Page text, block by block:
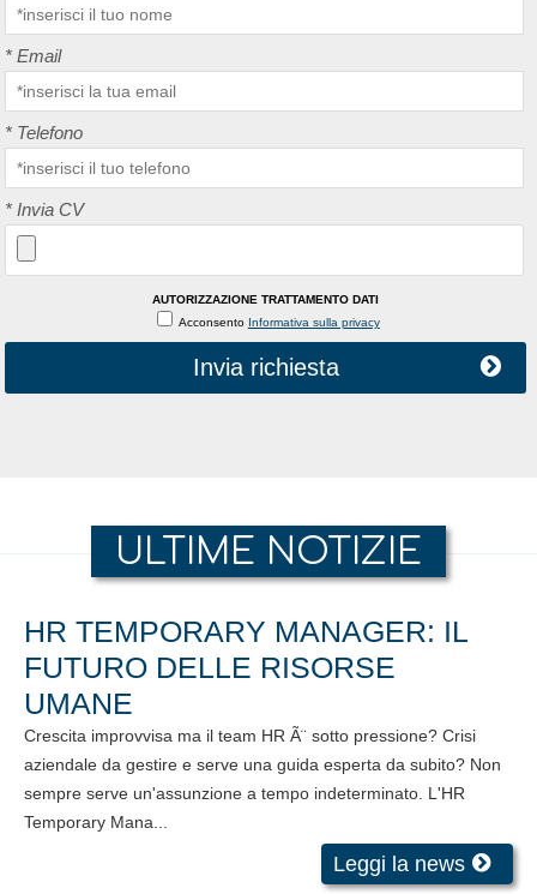
* Email
* Telefono
* Invia CV
AUTORIZZAZIONE TRATTAMENTO DATI
Acconsento Informativa sulla privacy
Invia richiesta
ULTIME NOTIZIE
HR TEMPORARY MANAGER: IL
FUTURO DELLE RISORSE
UMANE
Crescita improvvisa ma il team HR Ã¨ sotto pressione? Crisi
aziendale da gestire e serve una guida esperta da subito? Non
sempre serve un'assunzione a tempo indeterminato. L'HR
Temporary Mana...
Leggi la news